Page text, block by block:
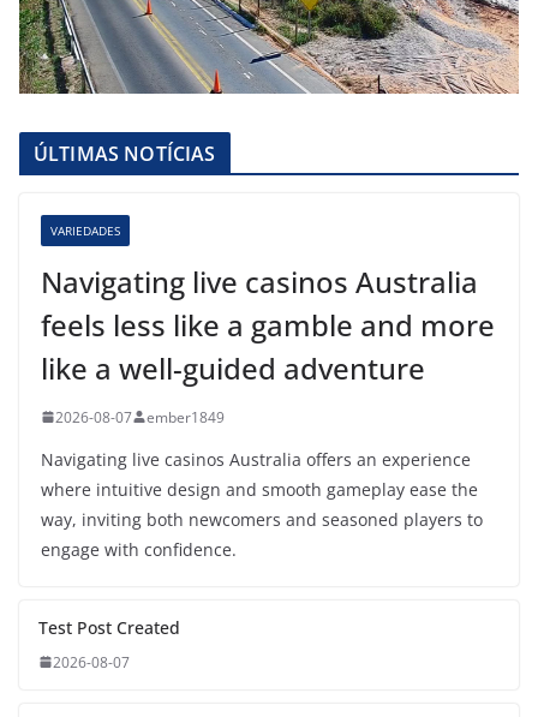
ÚLTIMAS NOTÍCIAS
VARIEDADES
Navigating live casinos Australia
feels less like a gamble and more
like a well-guided adventure
2026-08-07 ember1849
Navigating live casinos Australia offers an experience
where intuitive design and smooth gameplay ease the
way, inviting both newcomers and seasoned players to
engage with confidence.
Test Post Created
2026-08-07